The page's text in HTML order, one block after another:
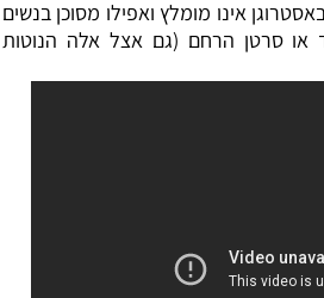
אינו מומלץ ואפילו מסוכן בנשים
סרטן הרחם (גם אצל אלה הנוטות